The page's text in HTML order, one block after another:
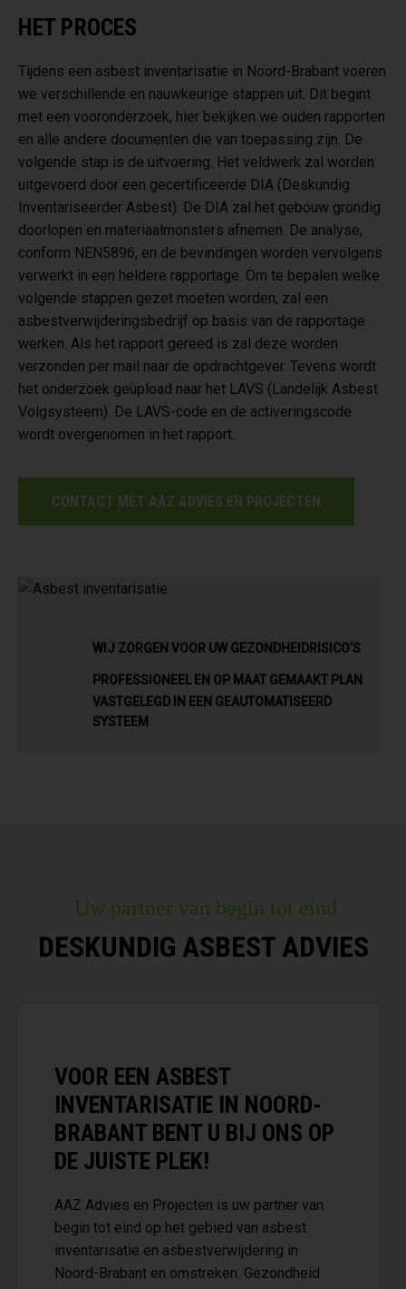
HET PROCES
Tijdens een asbest inventarisatie in Noord-Brabant voeren
we verschillende en nauwkeurige stappen uit. Dit begint
met een vooronderzoek, hier bekijken we ouden rapporten
en alle andere documenten die van toepassing zijn. De
volgende stap is de uitvoering. Het veldwerk zal worden
uitgevoerd door een gecertificeerde DIA (Deskundig
Inventariseerder Asbest). De DIA zal het gebouw grondig
doorlopen en materiaalmonsters afnemen. De analyse,
conform NEN5896, en de bevindingen worden vervolgens
verwerkt in een heldere rapportage. Om te bepalen welke
volgende stappen gezet moeten worden, zal een
asbestverwijderingsbedrijf op basis van de rapportage
werken. Als het rapport gereed is zal deze worden
verzonden per mail naar de opdrachtgever. Tevens wordt
het onderzoek geüpload naar het LAVS (Landelijk Asbest
Volgsysteem). De LAVS-code en de activeringscode
wordt overgenomen in het rapport.
CONTACT MET AAZ ADVIES EN PROJECTEN
WIJ ZORGEN VOOR UW GEZONDHEIDRISICO’S
PROFESSIONEEL EN OP MAAT GEMAAKT PLAN
VASTGELEGD IN EEN GEAUTOMATISEERD
SYSTEEM
Uw partner van begin tot eind
DESKUNDIG ASBEST ADVIES
VOOR EEN ASBEST
INVENTARISATIE IN NOORD-
BRABANT BENT U BIJ ONS OP
DE JUISTE PLEK!
AAZ Advies en Projecten is uw partner van
begin tot eind op het gebied van asbest
inventarisatie en asbestverwijdering in
Noord-Brabant en omstreken. Gezondheid